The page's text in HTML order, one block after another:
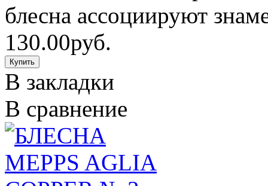
блесна ассоциируют
130.00руб.
В закладки
В сравнение